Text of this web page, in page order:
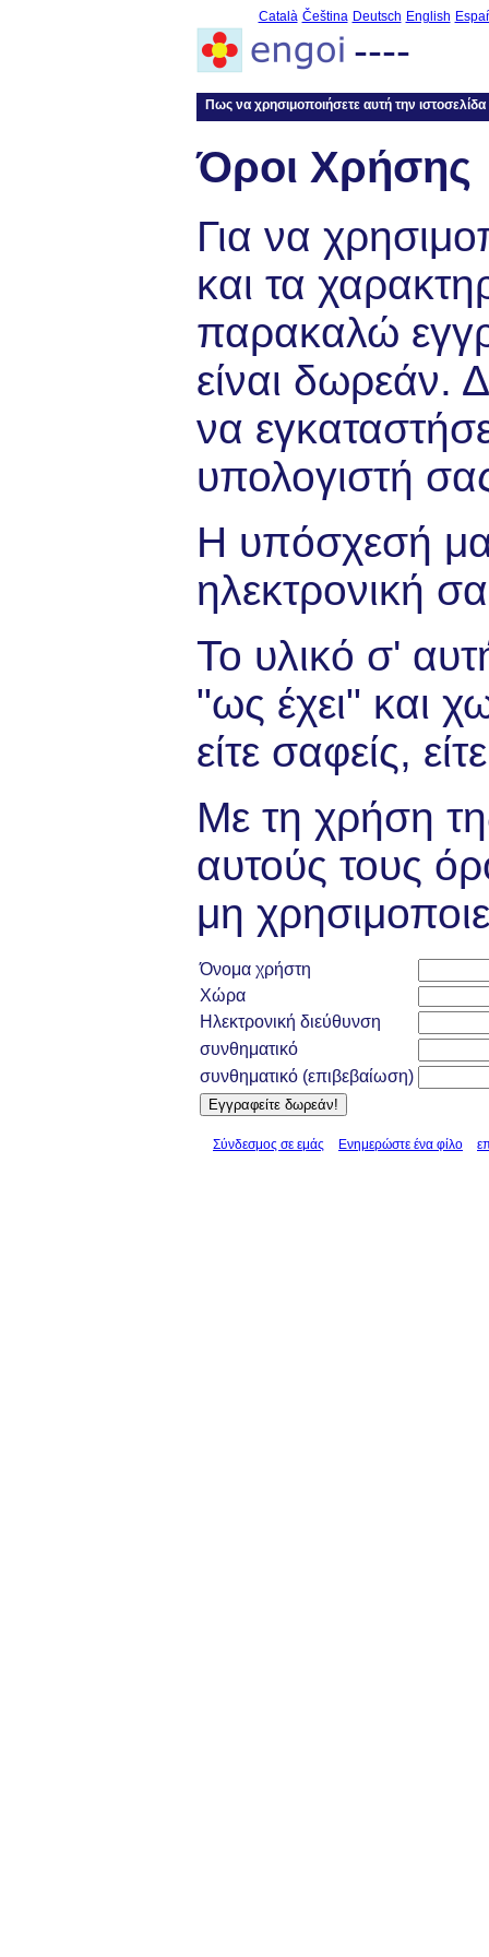
Català Čeština Deutsch English
----
Πως να χρησιμοποιήσετε αυτή την ιστοσελίδα
Όροι Χρήσης
Για να
και τα
παρακαλώ
είναι δωρεάν.
να
υπολογιστή
Η υπόσχεσή
ηλεκτρονική
Το υλικό σ'
"ως έχει" και
είτε σαφείς,
Με τη χρήση
αυτούς τους
μη
Όνομα χρήστη
Χώρα
Ηλεκτρονική διεύθυνση
συνθηματικό
συνθηματικό (επιβεβαίωση)
Σύνδεσμος σε εμάς Ενημερώστε ένα φίλο